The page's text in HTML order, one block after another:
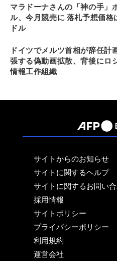
マラドーナさんの「神の手」
ル、今月競売に 落札予想価格
ドル
ドイツでメルツ首相が辞任計
張する偽動画拡散、背後にロ
情報工作組織
サイトからのお知らせ
サイトに関するヘルプ
サイトに関するお問い
採用情報
サイトポリシー
プライバシーポリシー
利用規約
運営会社